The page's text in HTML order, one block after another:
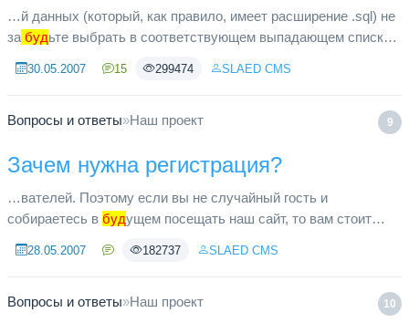
…й данных (который, как правило, имеет расширение .sql) не
за будьте выбрать в соответствующем выпадающем списке
30.05.2007 15 299474 SLAED CMS
9
Вопросы и ответы»Наш проект
Зачем нужна регистрация?
…вателей. Поэтому если вы не случайный гость и
собираетесь в будущем посещать наш сайт, то вам стоит
28.05.2007 182737 SLAED CMS
10
Вопросы и ответы»Наш проект